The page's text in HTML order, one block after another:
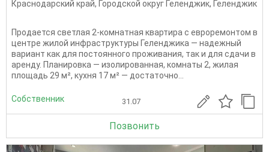
Краснодарский край, Городской округ Геленджик, Геленджик
Продается светлая 2-комнатная квартира с евроремонтом в
центре жилой инфраструктуры Геленджика — надежный
вариант как для постоянного проживания, так и для сдачи в
аренду. Планировка — изолированная, комнаты 2, жилая
площадь 29 м², кухня 17 м² — достаточно...
Собственник 31.07
Позвонить